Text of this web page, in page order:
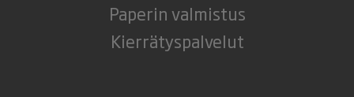
Paperin valmistus
Kierrätyspalvelut